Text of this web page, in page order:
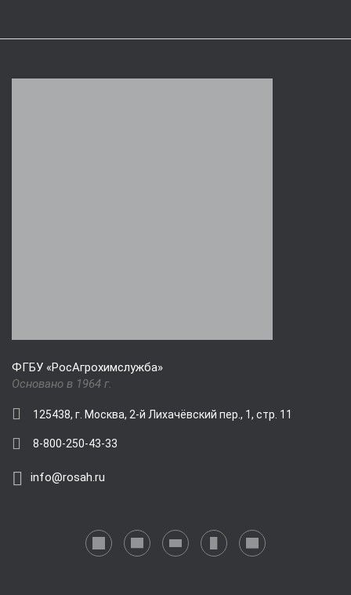
ФГБУ «РосАгрохимслужба»
Основано в 1964 г.
125438, г. Москва, 2-й Лихачёвский пер., 1, стр. 11
8-800-250-43-33
info@rosah.ru